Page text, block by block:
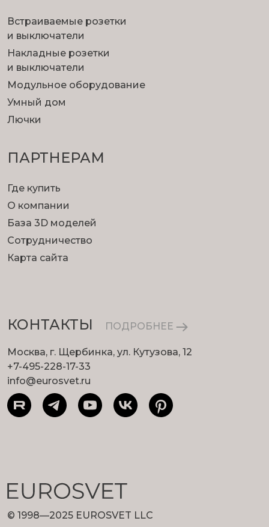
Встраиваемые розетки
и выключатели
Накладные розетки
и выключатели
Модульное оборудование
Умный дом
Лючки
ПАРТНЕРАМ
Где купить
О компании
База 3D моделей
Сотрудничество
Карта сайта
КОНТАКТЫ ПОДРОБНЕЕ
Москва, г. Щербинка, ул. Кутузова, 12
+7-495-228-17-33
info@eurosvet.ru
© 1998—2025 EUROSVET LLC